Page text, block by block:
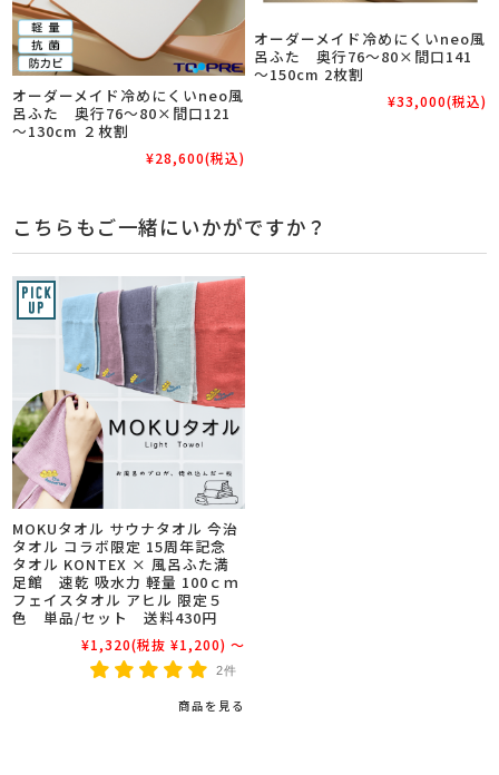
オーダーメイド冷めにくいneo風
呂ふた 奥行76～80×間口121
～130cm ２枚割
¥28,600(税込)
オーダーメイド冷めにくいneo風
呂ふた 奥行76～80×間口141
～150cm 2枚割
¥33,000(税込)
こちらもご一緒にいかがですか？
MOKUタオル サウナタオル 今治
タオル コラボ限定 15周年記念
タオル KONTEX × 風呂ふた満
足館 速乾 吸水力 軽量 100ｃｍ
フェイスタオル アヒル 限定５
色 単品/セット 送料430円
¥1,320(税抜 ¥1,200) ～
2件
商品を見る